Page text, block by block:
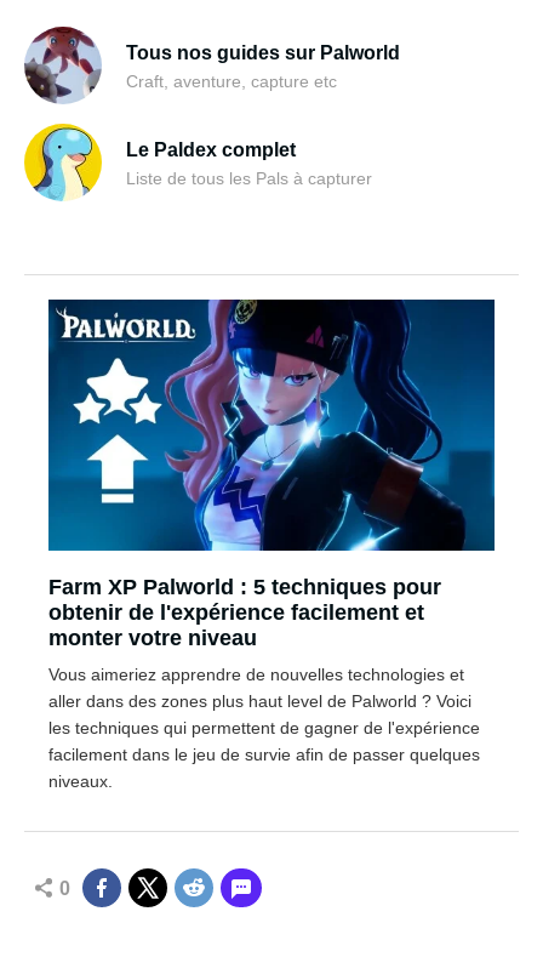
Tous nos guides sur Palworld
Craft, aventure, capture etc
Le Paldex complet
Liste de tous les Pals à capturer
Farm XP Palworld : 5 techniques pour
obtenir de l'expérience facilement et
monter votre niveau
Vous aimeriez apprendre de nouvelles technologies et
aller dans des zones plus haut level de Palworld ? Voici
les techniques qui permettent de gagner de l'expérience
facilement dans le jeu de survie afin de passer quelques
niveaux.
0